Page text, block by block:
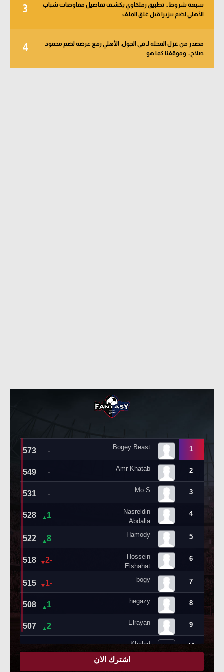
3
سبعة شروط.. تطبيق زملكاوي يكشف تفاصيل مفاوضات شباب
الأهلي لضم بيزيرا قبل غلق الملف
4
مصدر من غزل المحلة لـ في الجول: الأهلي رفع عرضه لضم محمود
صلاح.. وموقفنا كما هو